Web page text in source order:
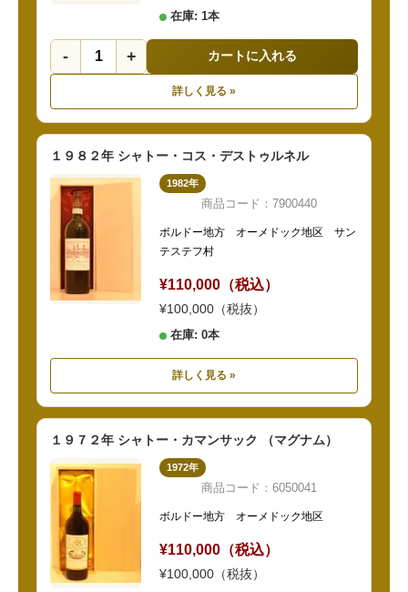
在庫: 1本
- + カートに入れる
詳しく見る »
１９８２年 シャトー・コス・デストゥルネル
1982年
商品コード：7900440
ボルドー地方 オーメドック地区 サン
テステフ村
¥110,000（税込）
¥100,000（税抜）
在庫: 0本
詳しく見る »
１９７２年 シャトー・カマンサック （マグナム）
1972年
商品コード：6050041
ボルドー地方 オーメドック地区
¥110,000（税込）
¥100,000（税抜）